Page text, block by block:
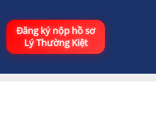
Đăng ký nộp hồ sơ
Lý Thường Kiệt